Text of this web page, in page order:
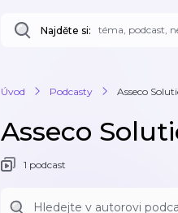
Najděte si:
Úvod Podcasty Asseco
Asseco
1 podcast